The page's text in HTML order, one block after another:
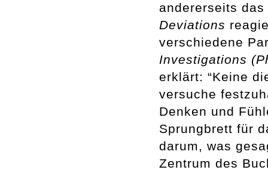
andererseits
Deviations
verschiedene
Investigations
erklärt: “Keine
versuche
Denken und
Sprungbrett für
darum, was
Zentrum des